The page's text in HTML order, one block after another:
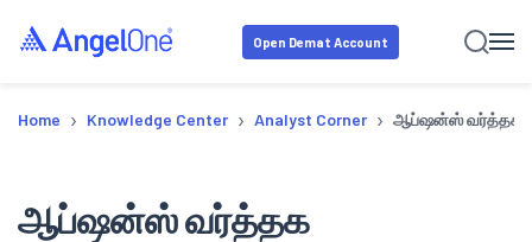
Open Demat Account
Home › Knowledge Center › Analyst Corner › ஆப்ஷன்ஸ் வர்த்தக
ஆப்ஷன்ஸ் வர்த்தக